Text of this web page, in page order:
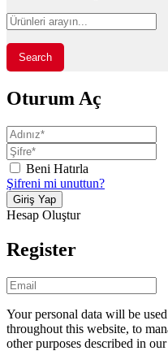
Search
Oturum Aç
Beni Hatırla
Şifreni mi unuttun?
Hesap Oluştur
Register
Your personal data will be
throughout this website, to
other purposes described in our